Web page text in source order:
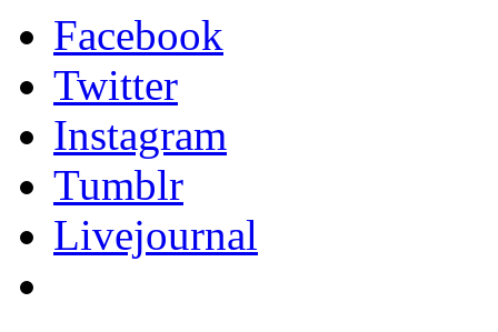
Facebook
Twitter
Instagram
Tumblr
Livejournal